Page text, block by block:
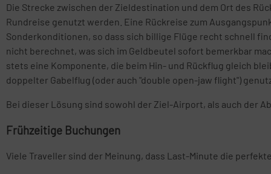
Die Strecke zwischen der Zieldestination und dem Ort des
Rundreise genutzt werden. Eine Rückreise zum
Sonderkonditionen, so dass sich billige Flüge recht schnell
nicht berechnet, was sich im Geldbeutel sofort bemerkbar
stets eine Komponente, die beim Hin- und Rückflug gleich
doppelter Gabelflug (oder auch "double open-jaw flight")
Bei dieser Lösung sind sowohl der Ziel-Airport, als auch der
Frühzeitige Buchungen
Viele Traveller sind der Meinung, dass Last-Minute die